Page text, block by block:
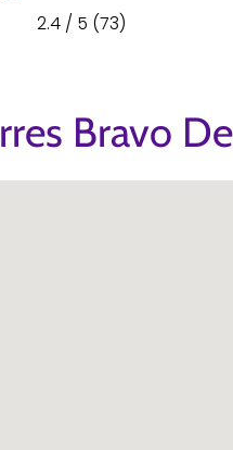
2.4 / 5 (73)
Bravo